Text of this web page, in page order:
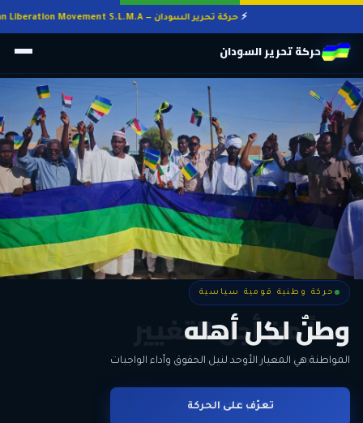
حركة تحرير السودان — Sudan Liberation Movement S.L.M.A
حركة تحرير السودان
حركة وطنية قومية سياسية
وطنٌ لكل أهله
المواطنة هي المعيار الأوحد لنيل الحقوق وأداء الواجبات
تعرّف على الحركة
حركة وطنية قومية سياسية
معاً من أجل التغيير
الحرية • الوحدة • السلام • الديمقراطية
انضم للحركة